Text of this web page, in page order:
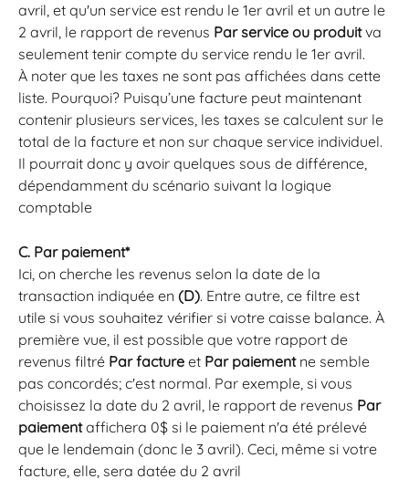
avril, et qu'un service est rendu le 1er avril et un autre le
2 avril, le rapport de revenus Par service ou produit va
seulement tenir compte du service rendu le 1er avril.
À noter que les taxes ne sont pas affichées dans cette
liste. Pourquoi? Puisqu’une facture peut maintenant
contenir plusieurs services, les taxes se calculent sur le
total de la facture et non sur chaque service individuel.
Il pourrait donc y avoir quelques sous de différence,
dépendamment du scénario suivant la logique
comptable
C. Par paiement*
Ici, on cherche les revenus selon la date de la
transaction indiquée en (D). Entre autre, ce filtre est
utile si vous souhaitez vérifier si votre caisse balance. À
première vue, il est possible que votre rapport de
revenus filtré Par facture et Par paiement ne semble
pas concordés; c'est normal. Par exemple, si vous
choisissez la date du 2 avril, le rapport de revenus Par
paiement affichera 0$ si le paiement n'a été prélevé
que le lendemain (donc le 3 avril). Ceci, même si votre
facture, elle, sera datée du 2 avril